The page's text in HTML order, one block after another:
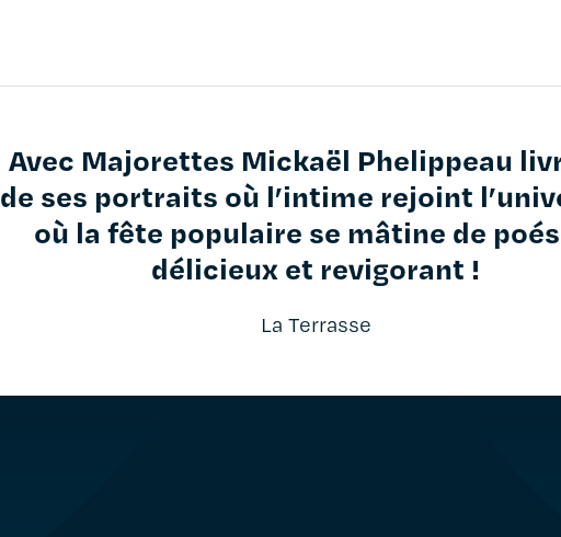
Avec Majorettes Mickaël Phelippeau
de ses portraits où l’intime rejoint
où la fête populaire se mâtine de
délicieux et revigorant !
La Terrasse